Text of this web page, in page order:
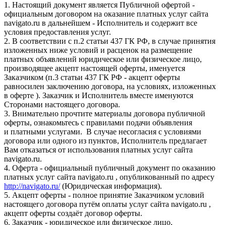
1. Настоящий документ является Публичной офертой -
официальным договором на оказание платных услуг сайта
navigato.ru в дальнейшем - Исполнитель и содержит все
условия предоставления услуг.
2. В соответствии с п.2 статьи 437 ГК РФ, в случае принятия
изложенных ниже условий и расценок на размещение
платных объявлений юридическое или физическое лицо,
производящее акцепт настоящей оферты, именуется
Заказчиком (п.3 статьи 437 ГК РФ - акцепт оферты
равносилен заключению договора, на условиях, изложенных
в оферте ). Заказчик и Исполнитель вместе именуются
Сторонами настоящего договора.
3. Внимательно прочтите материалы договора публичной
оферты, ознакомьтесь с правилами подачи объявления
и платными услугами. В случае несогласия с условиями
договора или одного из пунктов, Исполнитель предлагает
Вам отказаться от использования платных услуг сайта
navigato.ru.
4. Оферта - официальный публичный документ по оказанию
платных услуг сайта navigato.ru , опубликованный по адресу
http://navigato.ru/(Юридическая информация).
5. Акцепт оферты - полное принятие Заказчиком условий
настоящего договора путём оплаты услуг сайта navigato.ru ,
акцепт оферты создаёт договор оферты.
6. Заказчик - юридическое или физическое лицо,